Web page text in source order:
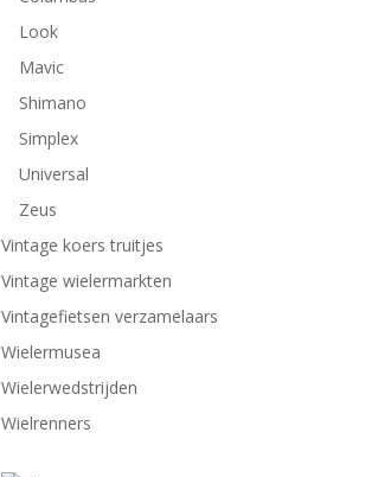
Look
Mavic
Shimano
Simplex
Universal
Zeus
Vintage koers truitjes
Vintage wielermarkten
Vintagefietsen verzamelaars
Wielermusea
Wielerwedstrijden
Wielrenners